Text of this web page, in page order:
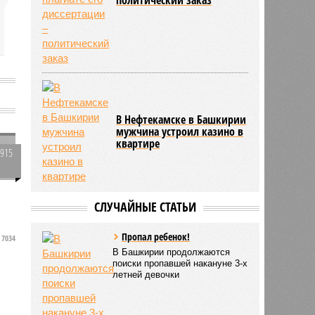
7034
В Нефтекамске в Башкирии
мужчина устроил казино в
квартире
СЛУЧАЙНЫЕ СТАТЬИ
Пропал ребенок!
В Башкирии продолжаются
поиски пропавшей накануне 3-х
летней девочки